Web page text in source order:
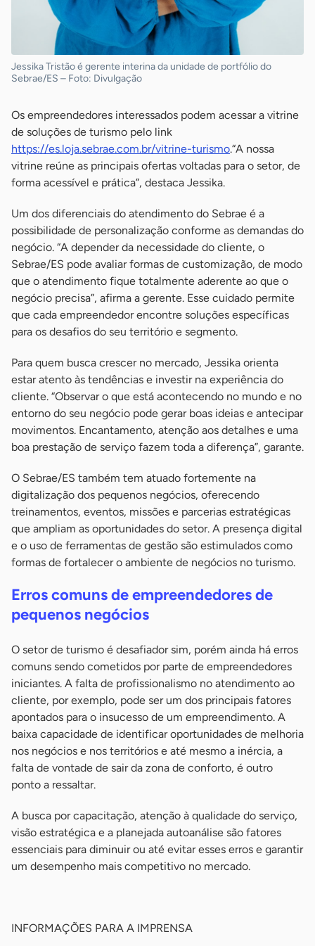
Jessika Tristão é gerente interina da unidade de portfólio do
Sebrae/ES – Foto: Divulgação
Os empreendedores interessados podem acessar a vitrine
de soluções de turismo pelo link
https://es.loja.sebrae.com.br/vitrine-turismo.“A nossa
vitrine reúne as principais ofertas voltadas para o setor, de
forma acessível e prática”, destaca Jessika.
Um dos diferenciais do atendimento do Sebrae é a
possibilidade de personalização conforme as demandas do
negócio. “A depender da necessidade do cliente, o
Sebrae/ES pode avaliar formas de customização, de modo
que o atendimento fique totalmente aderente ao que o
negócio precisa”, afirma a gerente. Esse cuidado permite
que cada empreendedor encontre soluções específicas
para os desafios do seu território e segmento.
Para quem busca crescer no mercado, Jessika orienta
estar atento às tendências e investir na experiência do
cliente. “Observar o que está acontecendo no mundo e no
entorno do seu negócio pode gerar boas ideias e antecipar
movimentos. Encantamento, atenção aos detalhes e uma
boa prestação de serviço fazem toda a diferença”, garante.
O Sebrae/ES também tem atuado fortemente na
digitalização dos pequenos negócios, oferecendo
treinamentos, eventos, missões e parcerias estratégicas
que ampliam as oportunidades do setor. A presença digital
e o uso de ferramentas de gestão são estimulados como
formas de fortalecer o ambiente de negócios no turismo.
Erros comuns de empreendedores de
pequenos negócios
O setor de turismo é desafiador sim, porém ainda há erros
comuns sendo cometidos por parte de empreendedores
iniciantes. A falta de profissionalismo no atendimento ao
cliente, por exemplo, pode ser um dos principais fatores
apontados para o insucesso de um empreendimento. A
baixa capacidade de identificar oportunidades de melhoria
nos negócios e nos territórios e até mesmo a inércia, a
falta de vontade de sair da zona de conforto, é outro
ponto a ressaltar.
A busca por capacitação, atenção à qualidade do serviço,
visão estratégica e a planejada autoanálise são fatores
essenciais para diminuir ou até evitar esses erros e garantir
um desempenho mais competitivo no mercado.
INFORMAÇÕES PARA A IMPRENSA